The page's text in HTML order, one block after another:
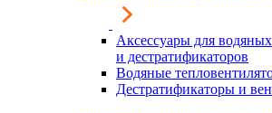
Аксессуары для
и дестратификаторов
Водяные
Дестратификаторы и